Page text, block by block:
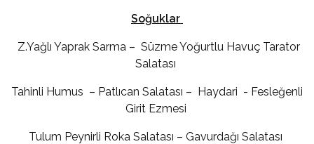
Soğuklar
Z.Yağlı Yaprak Sarma – Süzme Yoğurtlu Havuç Tarator
Salatası
Tahinli Humus – Patlıcan Salatası – Haydari - Fesleğenli
Girit Ezmesi
Tulum Peynirli Roka Salatası – Gavurdağı Salatası